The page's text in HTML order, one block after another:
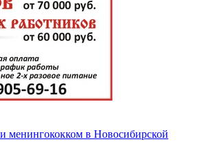
менингококком в Новосибирской